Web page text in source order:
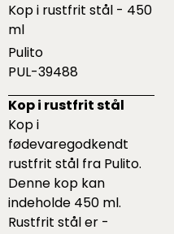
Kop i rustfrit stål - 450
ml
Pulito
PUL-39488
Kop i rustfrit stål
Kop i
fødevaregodkendt
rustfrit stål fra Pulito.
Denne kop kan
indeholde 450 ml.
Rustfrit stål er -